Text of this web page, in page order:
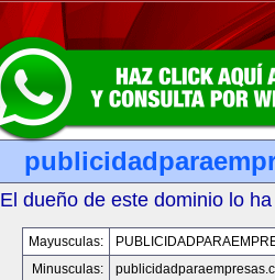
El dueño de este dominio lo
Mayusculas:
Minusculas: